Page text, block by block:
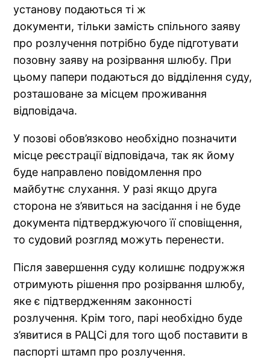
установу подаються ті ж
документи, тільки замість спільного заяву
про розлучення потрібно буде підготувати
позовну заяву на розірвання шлюбу. При
цьому папери подаються до відділення суду,
розташоване за місцем проживання
відповідача.
У позові обов’язково необхідно позначити
місце реєстрації відповідача, так як йому
буде направлено повідомлення про
майбутнє слухання. У разі якщо друга
сторона не з’явиться на засідання і не буде
документа підтверджуючого її сповіщення,
то судовий розгляд можуть перенести.
Після завершення суду колишнє подружжя
отримують рішення про розірвання шлюбу,
яке є підтвердженням законності
розлучення. Крім того, парі необхідно буде
з’явитися в РАЦСі для того щоб поставити в
паспорті штамп про розлучення.